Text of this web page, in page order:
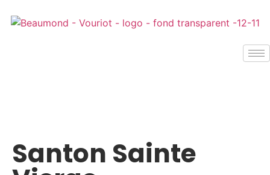
Santon Sainte